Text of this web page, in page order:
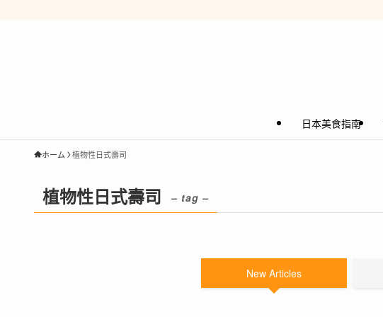
日本美食指南
ホーム 植物性日式壽司
植物性日式壽司 – tag –
New Articles